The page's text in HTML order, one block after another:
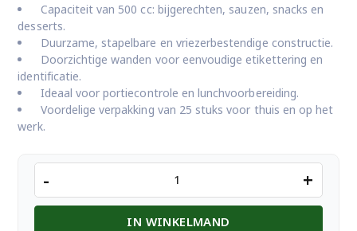
Capaciteit van 500 cc: bijgerechten, sauzen, snacks en
desserts.
Duurzame, stapelbare en vriezerbestendige constructie.
Doorzichtige wanden voor eenvoudige etikettering en
identificatie.
Ideaal voor portiecontrole en lunchvoorbereiding.
Voordelige verpakking van 25 stuks voor thuis en op het
werk.
QUALITY
BAKJES
- +
IN WINKELMAND